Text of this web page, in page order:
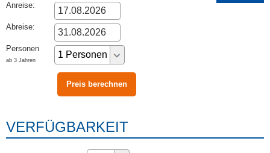
Anreise:
Abreise:
Personen
ab 3 Jahren
VERFÜGBARKEIT